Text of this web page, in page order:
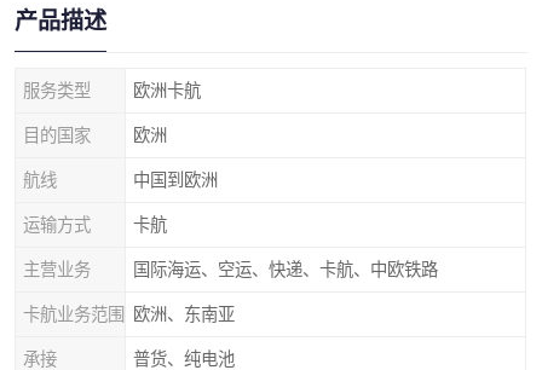
产品描述
服务类型 欧洲卡航
目的国家 欧洲
航线 中国到欧洲
运输方式 卡航
主营业务 国际海运、空运、快递、卡航、中欧铁路
卡航业务范围 欧洲、东南亚
承接 普货、纯电池